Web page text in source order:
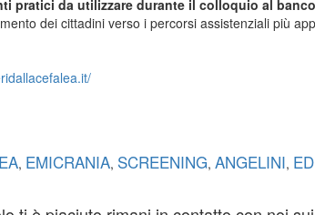
pratici da utilizzare durante il colloquio al banco
dei cittadini verso i percorsi assistenziali più
, EMICRANIA, SCREENING, ANGELINI,